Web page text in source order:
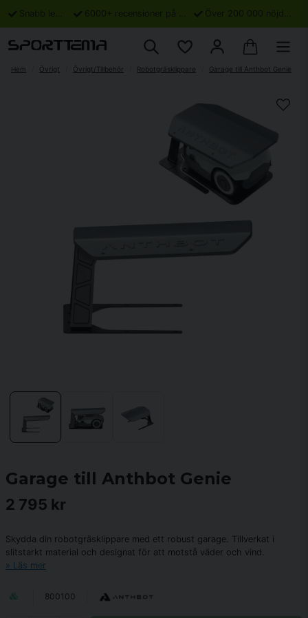
Snabb leverans 6000+ recensioner på Trustpilot Över 200 000 nöjda kunder
Hem Övrigt Övrigt/Tillbehör Robotgräsklippare Garage till Anthbot Genie
Garage till Anthbot Genie
2 795 kr
Skydda din robotgräsklippare med ett robust garage. Tillverkat i
slitstarkt material och designat för att motstå väder och vind.
Läs mer
800100